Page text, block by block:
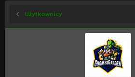
Użytkownicy